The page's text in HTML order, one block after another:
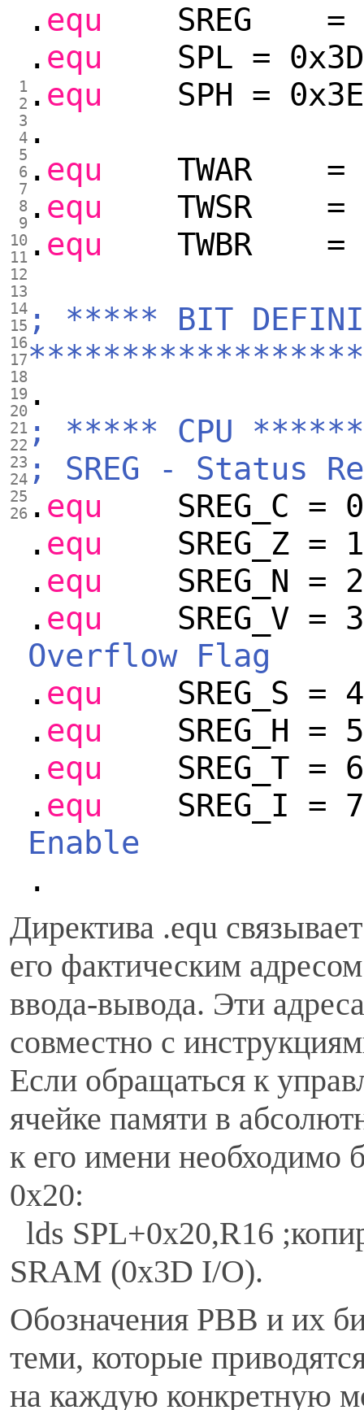
1
2
3
4
5
6
7
8
9
10
11
12
13
14
15
16
17
18
19
20
21
22
23
24
25
26
. equ
SREG =
. equ
SPL = 0x3D
. equ
SPH = 0x3E
.
. equ
TWAR =
. equ
TWSR =
. equ
TWBR =
; ***** BIT
.
; ***** CPU
; SREG - Status
. equ
SREG_C =
. equ
SREG_Z =
. equ
SREG_N =
. equ
SREG_V =
Overflow Flag
. equ
SREG_S =
. equ
SREG_H =
. equ
SREG_T =
. equ
SREG_I =
Enable
.
Директива .equ
его фактическим
ввода-вывода. Эти
совместно с
Если обращаться к
ячейке памяти в
к его имени необходимо
0x20:
lds SPL+0x20,R16
SRAM (0x3D I/O).
Обозначения РВВ и их
теми, которые
на каждую конкретную